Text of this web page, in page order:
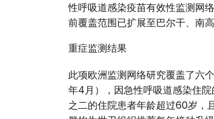
性呼吸道感染疫苗有效性监测网
前覆盖范围已扩展至巴尔干、南
重症监测结果
此项欧洲监测网络研究覆盖了六
年4月），因急性呼吸道感染住
之二的住院患者年龄超过60岁